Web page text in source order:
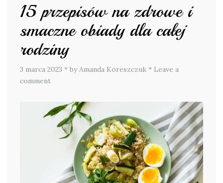
15 przepisów na zdrowe i
smaczne obiady dla całej
rodziny
3 marca 2023 * by Amanda Koreszczuk * Leave a
comment